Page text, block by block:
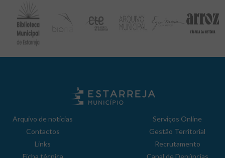
Arquivo de notícias
Contactos
Links
Ficha técnica
Serviços Online
Gestão Territorial
Recrutamento
Canal de Denúncias